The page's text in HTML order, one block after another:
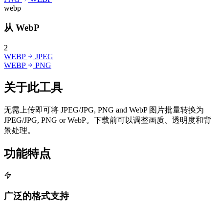
webp
从 WebP
2
WEBP
JPEG
WEBP
PNG
关于此工具
无需上传即可将 JPEG/JPG, PNG and WebP 图片批量转换为
JPEG/JPG, PNG or WebP。下载前可以调整画质、透明度和背
景处理。
功能特点
广泛的格式支持